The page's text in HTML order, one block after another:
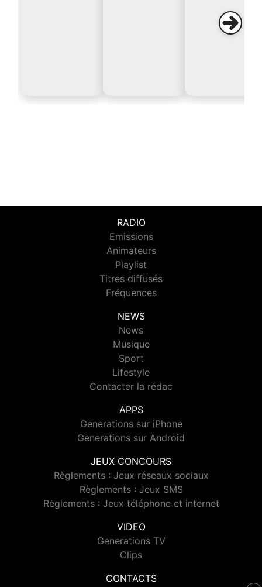
RADIO
Emissions
Animateurs
Playlist
Titres diffusés
Fréquences
NEWS
News
Musique
Sport
Lifestyle
Contacter la rédac
APPS
Generations sur iPhone
Generations sur Android
JEUX CONCOURS
Règlements : Jeux réseaux sociaux
Règlements : Jeux SMS
Règlements : Jeux téléphone et internet
VIDEO
Generations TV
Clips
CONTACTS